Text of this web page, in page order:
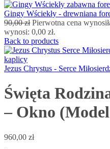
Gingy Wściekły - drewniana
90,00zł Pierwotna cena
wynosi: 0,00 zł.
Back to products
Jezus Chrystus - Serce
Święta
– Okno
960,00 zł